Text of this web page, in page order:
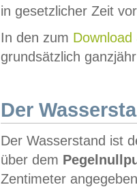
in gesetzlicher Zeit
In den zum Download
grundsätzlich
Der
Der Wasserstand ist
über dem
Zentimeter